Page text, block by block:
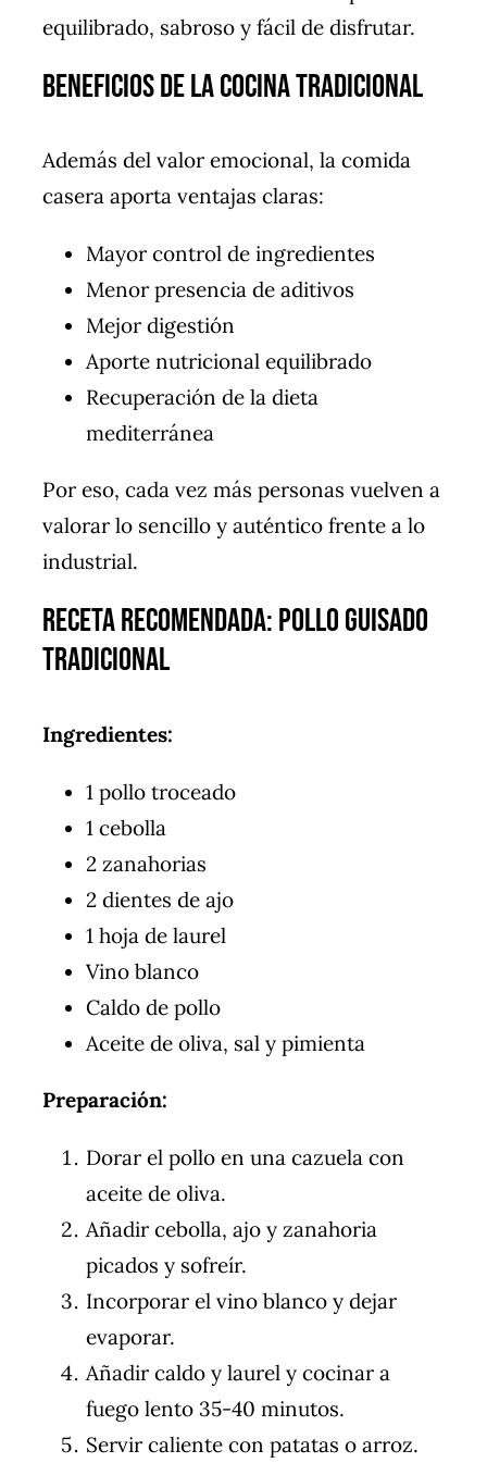
equilibrado, sabroso y fácil de disfrutar.
Beneficios de la Cocina Tradicional
Además del valor emocional, la comida
casera aporta ventajas claras:
Mayor control de ingredientes
Menor presencia de aditivos
Mejor digestión
Aporte nutricional equilibrado
Recuperación de la dieta
mediterránea
Por eso, cada vez más personas vuelven a
valorar lo sencillo y auténtico frente a lo
industrial.
Receta Recomendada: Pollo Guisado
Tradicional
Ingredientes:
1 pollo troceado
1 cebolla
2 zanahorias
2 dientes de ajo
1 hoja de laurel
Vino blanco
Caldo de pollo
Aceite de oliva, sal y pimienta
Preparación:
Dorar el pollo en una cazuela con
aceite de oliva.
Añadir cebolla, ajo y zanahoria
picados y sofreír.
Incorporar el vino blanco y dejar
evaporar.
Añadir caldo y laurel y cocinar a
fuego lento 35-40 minutos.
Servir caliente con patatas o arroz.